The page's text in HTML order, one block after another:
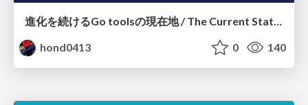
進化を続けるGo toolsの現在地 / The Current State of Ever-Evolving Go Tools
hond0413
0 140